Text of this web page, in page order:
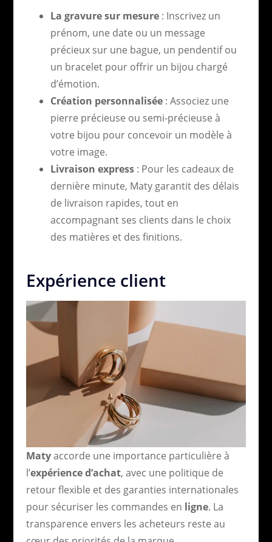
La gravure sur mesure: Inscrivez un
prénom, une date ou un message
précieux sur une bague, un pendentif ou
un bracelet pour offrir un bijou chargé
d’émotion.
Création personnalisée: Associez une
pierre précieuse ou semi-précieuse à
votre bijou pour concevoir un modèle à
votre image.
Livraison express: Pour les cadeaux de
dernière minute, Maty garantit des délais
de livraison rapides, tout en
accompagnant ses clients dans le choix
des matières et des finitions.
Expérience client
Matyaccorde une importance particulière à
l’expérience d’achat, avec une politique de
retour flexible et des garanties internationales
pour sécuriser les commandes en ligne. La
transparence envers les acheteurs reste au